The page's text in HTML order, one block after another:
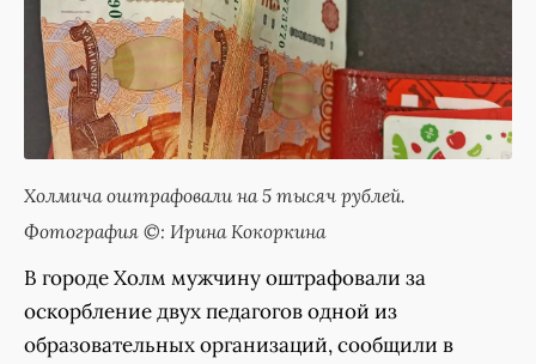
Холмича оштрафовали на 5 тысяч рублей.
Фотография ©: Ирина Кокоркина
В городе Холм мужчину оштрафовали за
оскорбление двух педагогов одной из
образовательных организаций, сообщили в